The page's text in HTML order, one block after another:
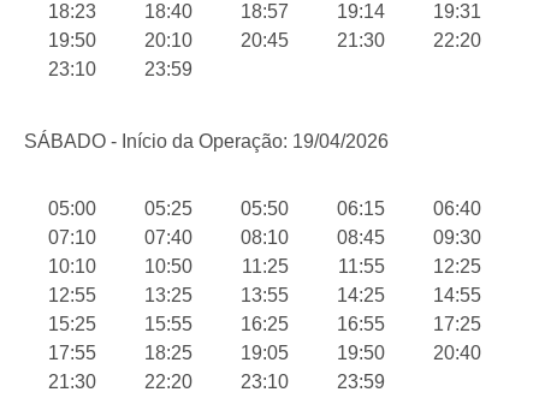
18:23
18:40 18:57 19:14
19:31
19:50
20:10 20:45 21:30
22:20
23:10
23:59
SÁBADO - Início da Operação: 19/04/2026
05:00 05:25 05:50 06:15
06:40
07:10
07:40 08:10 08:45
09:30
10:10
10:50 11:25 11:55
12:25
12:55
13:25 13:55 14:25
14:55
15:25
15:55 16:25 16:55
17:25
17:55
18:25 19:05 19:50
20:40
21:30
22:20 23:10 23:59